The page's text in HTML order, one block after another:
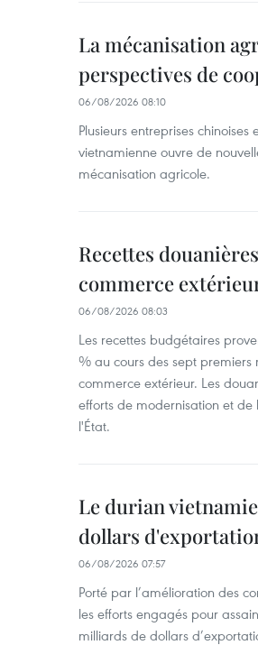
La mécanisation
perspectives de
06/08/2026 08:10
Plusieurs entreprises
vietnamienne ouvre de
mécanisation agricole.
Recettes
commerce
06/08/2026 08:03
Les recettes budgétaires
% au cours des sept
commerce extérieur. Les
efforts de modernisation et
l'État.
Le durian
dollars
06/08/2026 07:57
Porté par l’amélioration des
les efforts engagés pour
milliards de dollars